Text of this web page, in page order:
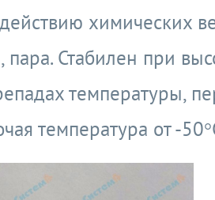
химических
пара. Стабилен при
температуры,
температура от -